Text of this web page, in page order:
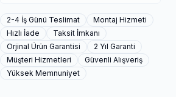
2-4 İş Günü Teslimat
Montaj Hizmeti
Hızlı İade
Taksit İmkanı
Orjinal Ürün Garantisi
2 Yıl Garanti
Müşteri Hizmetleri
Güvenli Alışveriş
Yüksek Memnuniyet